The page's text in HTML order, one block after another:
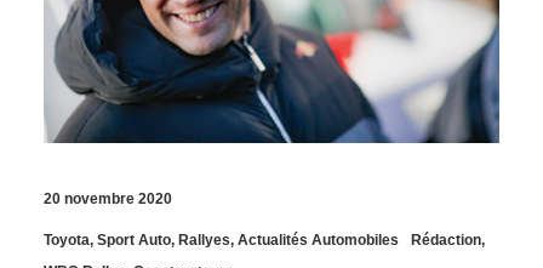
20 novembre 2020
Toyota, Sport Auto, Rallyes, Actualités Automobiles Rédaction,